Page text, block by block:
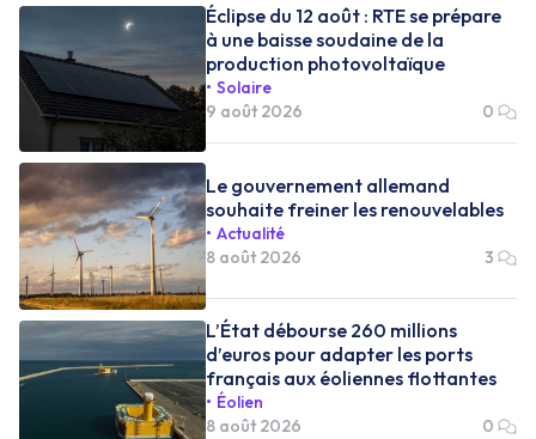
Éclipse du 12 août : RTE se prépare
à une baisse soudaine de la
production photovoltaïque
Solaire
9 août 2026
0
Le gouvernement allemand
souhaite freiner les renouvelables
Actualité
8 août 2026
3
L’État débourse 260 millions
d’euros pour adapter les ports
français aux éoliennes flottantes
Éolien
8 août 2026
0